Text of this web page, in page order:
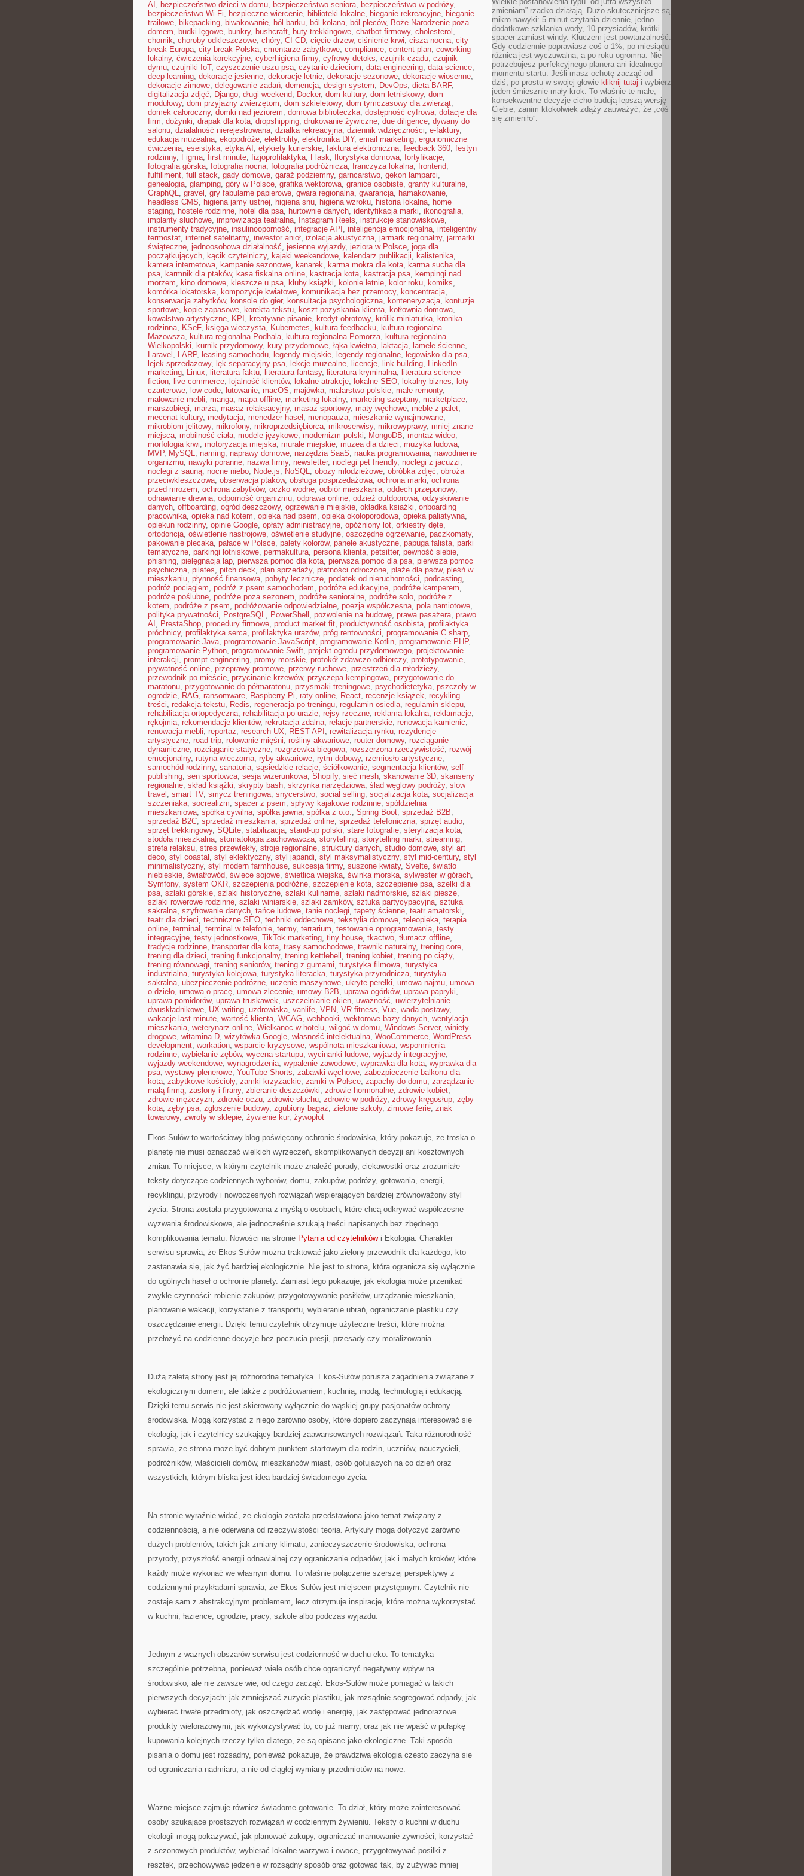
AI , bezpieczeństwo dzieci w domu, bezpieczeństwo seniora, bezpieczeństwo w podróży,
bezpieczeństwo Wi-Fi, bezpieczne wiercenie, biblioteki lokalne, bieganie rekreacyjne, bieganie
trailowe, bikepacking, biwakowanie, ból barku, ból kolana, ból pleców, Boże Narodzenie poza
domem, budki lęgowe, bunkry, bushcraft, buty trekkingowe, chatbot firmowy, cholesterol ,
chomik, choroby odkleszczowe, chóry, CI CD, cięcie drzew, ciśnienie krwi, cisza nocna, city
break Europa, city break Polska, cmentarze zabytkowe, compliance, content plan, coworking
lokalny, ćwiczenia korekcyjne, cyberhigiena firmy, cyfrowy detoks, czujnik czadu, czujnik
dymu, czujniki IoT, czyszczenie uszu psa, czytanie dzieciom, data engineering, data science,
deep learning, dekoracje jesienne, dekoracje letnie, dekoracje sezonowe, dekoracje wiosenne,
dekoracje zimowe, delegowanie zadań, demencja, design system, DevOps, dieta BARF,
digitalizacja zdjęć, Django, długi weekend, Docker, dom kultury, dom letniskowy, dom
modułowy, dom przyjazny zwierzętom, dom szkieletowy, dom tymczasowy dla zwierząt,
domek całoroczny, domki nad jeziorem, domowa biblioteczka, dostępność cyfrowa, dotacje dla
firm, dożynki, drapak dla kota, dropshipping, drukowanie żywiczne, due diligence, dywany do
salonu, działalność nierejestrowana, działka rekreacyjna, dziennik wdzięczności, e-faktury,
edukacja muzealna, ekopodróże, elektrolity, elektronika DIY, email marketing, ergonomiczne
ćwiczenia, eseistyka, etyka AI , etykiety kurierskie, faktura elektroniczna, feedback 360, festyn
rodzinny, Figma, first minute, fizjoprofilaktyka, Flask, florystyka domowa, fortyfikacje,
fotografia górska, fotografia nocna, fotografia podróżnicza, franczyza lokalna, frontend,
fulfillment, full stack, gady domowe, garaż podziemny, garncarstwo, gekon lamparci,
genealogia, glamping, góry w Polsce, grafika wektorowa, granice osobiste, granty kulturalne,
GraphQL, gravel , gry fabularne papierowe, gwara regionalna, gwarancja, hamakowanie,
headless CMS, higiena jamy ustnej, higiena snu, higiena wzroku, historia lokalna, home
staging, hostele rodzinne, hotel dla psa, hurtownie danych, identyfikacja marki, ikonografia,
implanty słuchowe, improwizacja teatralna, Instagram Reels, instrukcje stanowiskowe,
instrumenty tradycyjne, insulinooporność, integracje API , inteligencja emocjonalna, inteligentny
termostat, internet satelitarny, inwestor anioł, izolacja akustyczna, jarmark regionalny, jarmarki
świąteczne, jednoosobowa działalność, jesienne wyjazdy, jeziora w Polsce, joga dla
początkujących, kącik czytelniczy, kajaki weekendowe, kalendarz publikacji, kalistenika,
kamera internetowa, kampanie sezonowe, kanarek, karma mokra dla kota, karma sucha dla
psa, karmnik dla ptaków, kasa fiskalna online, kastracja kota, kastracja psa, kempingi nad
morzem, kino domowe, kleszcze u psa, kluby książki, kolonie letnie, kolor roku, komiks,
komórka lokatorska, kompozycje kwiatowe, komunikacja bez przemocy, koncentracja,
konserwacja zabytków, konsole do gier, konsultacja psychologiczna, konteneryzacja, kontuzje
sportowe, kopie zapasowe, korekta tekstu, koszt pozyskania klienta, kotłownia domowa,
kowalstwo artystyczne, KPI , kreatywne pisanie, kredyt obrotowy, królik miniaturka, kronika
rodzinna, KSeF, księga wieczysta, Kubernetes, kultura feedbacku, kultura regionalna
Mazowsza, kultura regionalna Podhala, kultura regionalna Pomorza, kultura regionalna
Wielkopolski, kurnik przydomowy, kury przydomowe, łąka kwietna, laktacja, lamele ścienne,
Laravel , LARP, leasing samochodu, legendy miejskie, legendy regionalne, legowisko dla psa,
lejek sprzedażowy, lęk separacyjny psa, lekcje muzealne, licencje, link building, LinkedIn
marketing, Linux, literatura faktu, literatura fantasy, literatura kryminalna, literatura science
fiction, live commerce, lojalność klientów, lokalne atrakcje, lokalne SEO, lokalny biznes, loty
czarterowe, low-code, lutowanie, macOS, majówka, malarstwo polskie, małe remonty,
malowanie mebli, manga, mapa offline, marketing lokalny, marketing szeptany, marketplace,
marszobiegi, marża, masaż relaksacyjny, masaż sportowy, maty węchowe, meble z palet,
mecenat kultury, medytacja, menedżer haseł, menopauza, mieszkanie wynajmowane,
mikrobiom jelitowy, mikrofony, mikroprzedsiębiorca, mikroserwisy, mikrowyprawy, mniej znane
miejsca, mobilność ciała, modele językowe, modernizm polski, MongoDB, montaż wideo,
morfologia krwi, motoryzacja miejska, murale miejskie, muzea dla dzieci, muzyka ludowa,
MVP, MySQL, naming, naprawy domowe, narzędzia SaaS, nauka programowania, nawodnienie
organizmu, nawyki poranne, nazwa firmy, newsletter, noclegi pet friendly, noclegi z jacuzzi,
noclegi z sauną, nocne niebo, Node.js, NoSQL, obozy młodzieżowe, obróbka zdjęć, obroża
przeciwkleszczowa, obserwacja ptaków, obsługa posprzedażowa, ochrona marki, ochrona
przed mrozem, ochrona zabytków, oczko wodne, odbiór mieszkania, oddech przeponowy,
odnawianie drewna, odporność organizmu, odprawa online, odzież outdoorowa, odzyskiwanie
danych, offboarding, ogród deszczowy, ogrzewanie miejskie, okładka książki, onboarding
pracownika, opieka nad kotem, opieka nad psem, opieka okołoporodowa, opieka paliatywna,
opiekun rodzinny, opinie Google, opłaty administracyjne, opóźniony lot, orkiestry dęte,
ortodoncja, oświetlenie nastrojowe, oświetlenie studyjne, oszczędne ogrzewanie, paczkomaty,
pakowanie plecaka, pałace w Polsce, palety kolorów, panele akustyczne, papuga falista, parki
tematyczne, parkingi lotniskowe, permakultura, persona klienta, petsitter, pewność siebie,
phishing, pielęgnacja łap, pierwsza pomoc dla kota, pierwsza pomoc dla psa, pierwsza pomoc
psychiczna, pilates, pitch deck, plan sprzedaży, płatności odroczone, plaże dla psów, pleśń w
mieszkaniu, płynność finansowa, pobyty lecznicze, podatek od nieruchomości, podcasting,
podróż pociągiem, podróż z psem samochodem, podróże edukacyjne, podróże kamperem,
podróże poślubne, podróże poza sezonem, podróże senioralne, podróże solo, podróże z
kotem, podróże z psem, podróżowanie odpowiedzialne, poezja współczesna, pola namiotowe,
polityka prywatności, PostgreSQL, PowerShell , pozwolenie na budowę, prawa pasażera, prawo
AI , PrestaShop, procedury firmowe, product market fit, produktywność osobista, profilaktyka
próchnicy, profilaktyka serca, profilaktyka urazów, próg rentowności, programowanie C sharp,
programowanie Java, programowanie JavaScript, programowanie Kotlin, programowanie PHP,
programowanie Python, programowanie Swift, projekt ogrodu przydomowego, projektowanie
interakcji, prompt engineering, promy morskie, protokół zdawczo-odbiorczy, prototypowanie,
prywatność online, przeprawy promowe, przerwy ruchowe, przestrzeń dla młodzieży,
przewodnik po mieście, przycinanie krzewów, przyczepa kempingowa, przygotowanie do
maratonu, przygotowanie do półmaratonu, przysmaki treningowe, psychodietetyka, pszczoły w
ogrodzie, RAG, ransomware, Raspberry Pi, raty online, React, recenzje książek, recykling
treści, redakcja tekstu, Redis, regeneracja po treningu, regulamin osiedla, regulamin sklepu,
rehabilitacja ortopedyczna, rehabilitacja po urazie, rejsy rzeczne, reklama lokalna, reklamacje,
rękojmia, rekomendacje klientów, rekrutacja zdalna, relacje partnerskie, renowacja kamienic,
renowacja mebli, reportaż, research UX, REST API , rewitalizacja rynku, rezydencje
artystyczne, road trip, rolowanie mięśni, rośliny akwariowe, router domowy, rozciąganie
dynamiczne, rozciąganie statyczne, rozgrzewka biegowa, rozszerzona rzeczywistość, rozwój
emocjonalny, rutyna wieczorna, ryby akwariowe, rytm dobowy, rzemiosło artystyczne,
samochód rodzinny, sanatoria, sąsiedzkie relacje, ściółkowanie, segmentacja klientów, self-
publishing, sen sportowca, sesja wizerunkowa, Shopify, sieć mesh, skanowanie 3D, skanseny
regionalne, skład książki, skrypty bash, skrzynka narzędziowa, ślad węglowy podróży, slow
travel , smart TV, smycz treningowa, snycerstwo, social selling, socjalizacja kota, socjalizacja
szczeniaka, socrealizm, spacer z psem, spływy kajakowe rodzinne, spółdzielnia
mieszkaniowa, spółka cywilna, spółka jawna, spółka z o.o., Spring Boot, sprzedaż B2B,
sprzedaż B2C, sprzedaż mieszkania, sprzedaż online, sprzedaż telefoniczna, sprzęt audio,
sprzęt trekkingowy, SQLite, stabilizacja, stand-up polski, stare fotografie, sterylizacja kota,
stodoła mieszkalna, stomatologia zachowawcza, storytelling, storytelling marki, streaming,
strefa relaksu, stres przewlekły, stroje regionalne, struktury danych, studio domowe, styl art
deco, styl coastal , styl eklektyczny, styl japandi, styl maksymalistyczny, styl mid-century, styl
minimalistyczny, styl modern farmhouse, sukcesja firmy, suszone kwiaty, Svelte, światło
niebieskie, światłowód, świece sojowe, świetlica wiejska, świnka morska, sylwester w górach,
Symfony, system OKR, szczepienia podróżne, szczepienie kota, szczepienie psa, szelki dla
psa, szlaki górskie, szlaki historyczne, szlaki kulinarne, szlaki nadmorskie, szlaki piesze,
szlaki rowerowe rodzinne, szlaki winiarskie, szlaki zamków, sztuka partycypacyjna, sztuka
sakralna, szyfrowanie danych, tańce ludowe, tanie noclegi, tapety ścienne, teatr amatorski,
teatr dla dzieci, techniczne SEO, techniki oddechowe, tekstylia domowe, teleopieka, terapia
online, terminal , terminal w telefonie, termy, terrarium, testowanie oprogramowania, testy
integracyjne, testy jednostkowe, TikTok marketing, tiny house, tkactwo, tłumacz offline,
tradycje rodzinne, transporter dla kota, trasy samochodowe, trawnik naturalny, trening core,
trening dla dzieci, trening funkcjonalny, trening kettlebell , trening kobiet, trening po ciąży,
trening równowagi, trening seniorów, trening z gumami, turystyka filmowa, turystyka
industrialna, turystyka kolejowa, turystyka literacka, turystyka przyrodnicza, turystyka
sakralna, ubezpieczenie podróżne, uczenie maszynowe, ukryte perełki, umowa najmu, umowa
o dzieło, umowa o pracę, umowa zlecenie, umowy B2B, uprawa ogórków, uprawa papryki,
uprawa pomidorów, uprawa truskawek, uszczelnianie okien, uważność, uwierzytelnianie
dwuskładnikowe, UX writing, uzdrowiska, vanlife, VPN, VR fitness, Vue, wada postawy,
wakacje last minute, wartość klienta, WCAG, webhooki, wektorowe bazy danych, wentylacja
mieszkania, weterynarz online, Wielkanoc w hotelu, wilgoć w domu, Windows Server, winiety
drogowe, witamina D, wizytówka Google, własność intelektualna, WooCommerce, WordPress
development, workation, wsparcie kryzysowe, wspólnota mieszkaniowa, wspomnienia
rodzinne, wybielanie zębów, wycena startupu, wycinanki ludowe, wyjazdy integracyjne,
wyjazdy weekendowe, wynagrodzenia, wypalenie zawodowe, wyprawka dla kota, wyprawka dla
psa, wystawy plenerowe, YouTube Shorts, zabawki węchowe, zabezpieczenie balkonu dla
kota, zabytkowe kościoły, zamki krzyżackie, zamki w Polsce, zapachy do domu, zarządzanie
małą firmą, zasłony i firany, zbieranie deszczówki, zdrowie hormonalne, zdrowie kobiet,
zdrowie mężczyzn, zdrowie oczu, zdrowie słuchu, zdrowie w podróży, zdrowy kręgosłup, zęby
kota, zęby psa, zgłoszenie budowy, zgubiony bagaż, zielone szkoły, zimowe ferie, znak
towarowy, zwroty w sklepie, żywienie kur, żywopłot
Ekos-Sułów to wartościowy blog poświęcony ochronie środowiska, który pokazuje, że troska o
planetę nie musi oznaczać wielkich wyrzeczeń, skomplikowanych decyzji ani kosztownych
zmian. To miejsce, w którym czytelnik może znaleźć porady, ciekawostki oraz zrozumiałe
teksty dotyczące codziennych wyborów, domu, zakupów, podróży, gotowania, energii,
recyklingu, przyrody i nowoczesnych rozwiązań wspierających bardziej zrównoważony styl
życia. Strona została przygotowana z myślą o osobach, które chcą odkrywać współczesne
wyzwania środowiskowe, ale jednocześnie szukają treści napisanych bez zbędnego
komplikowania tematu. Nowości na stronie Pytania od czytelnikówi Ekologia. Charakter
serwisu sprawia, że Ekos-Sułów można traktować jako zielony przewodnik dla każdego, kto
zastanawia się, jak żyć bardziej ekologicznie. Nie jest to strona, która ogranicza się wyłącznie
do ogólnych haseł o ochronie planety. Zamiast tego pokazuje, jak ekologia może przenikać
zwykłe czynności: robienie zakupów, przygotowywanie posiłków, urządzanie mieszkania,
planowanie wakacji, korzystanie z transportu, wybieranie ubrań, ograniczanie plastiku czy
oszczędzanie energii. Dzięki temu czytelnik otrzymuje użyteczne treści, które można
przełożyć na codzienne decyzje bez poczucia presji, przesady czy moralizowania.
Dużą zaletą strony jest jej różnorodna tematyka. Ekos-Sułów porusza zagadnienia związane z
ekologicznym domem, ale także z podróżowaniem, kuchnią, modą, technologią i edukacją.
Dzięki temu serwis nie jest skierowany wyłącznie do wąskiej grupy pasjonatów ochrony
środowiska. Mogą korzystać z niego zarówno osoby, które dopiero zaczynają interesować się
ekologią, jak i czytelnicy szukający bardziej zaawansowanych rozwiązań. Taka różnorodność
sprawia, że strona może być dobrym punktem startowym dla rodzin, uczniów, nauczycieli,
podróżników, właścicieli domów, mieszkańców miast, osób gotujących na co dzień oraz
wszystkich, którym bliska jest idea bardziej świadomego życia.
Na stronie wyraźnie widać, że ekologia została przedstawiona jako temat związany z
codziennością, a nie oderwana od rzeczywistości teoria. Artykuły mogą dotyczyć zarówno
dużych problemów, takich jak zmiany klimatu, zanieczyszczenie środowiska, ochrona
przyrody, przyszłość energii odnawialnej czy ograniczanie odpadów, jak i małych kroków, które
każdy może wykonać we własnym domu. To właśnie połączenie szerszej perspektywy z
codziennymi przykładami sprawia, że Ekos-Sułów jest miejscem przystępnym. Czytelnik nie
zostaje sam z abstrakcyjnym problemem, lecz otrzymuje inspiracje, które można wykorzystać
w kuchni, łazience, ogrodzie, pracy, szkole albo podczas wyjazdu.
Jednym z ważnych obszarów serwisu jest codzienność w duchu eko. To tematyka
szczególnie potrzebna, ponieważ wiele osób chce ograniczyć negatywny wpływ na
środowisko, ale nie zawsze wie, od czego zacząć. Ekos-Sułów może pomagać w takich
pierwszych decyzjach: jak zmniejszać zużycie plastiku, jak rozsądnie segregować odpady, jak
wybierać trwałe przedmioty, jak oszczędzać wodę i energię, jak zastępować jednorazowe
produkty wielorazowymi, jak wykorzystywać to, co już mamy, oraz jak nie wpaść w pułapkę
kupowania kolejnych rzeczy tylko dlatego, że są opisane jako ekologiczne. Taki sposób
pisania o domu jest rozsądny, ponieważ pokazuje, że prawdziwa ekologia często zaczyna się
od ograniczania nadmiaru, a nie od ciągłej wymiany przedmiotów na nowe.
Ważne miejsce zajmuje również świadome gotowanie. To dział, który może zainteresować
osoby szukające prostszych rozwiązań w codziennym żywieniu. Teksty o kuchni w duchu
ekologii mogą pokazywać, jak planować zakupy, ograniczać marnowanie żywności, korzystać
z sezonowych produktów, wybierać lokalne warzywa i owoce, przygotowywać posiłki z
resztek, przechowywać jedzenie w rozsądny sposób oraz gotować tak, by zużywać mniej
zmieniam” rzadko działają. Dużo skuteczniejsze są
mikro-nawyki: 5 minut czytania dziennie, jedno
dodatkowe szklanka wody, 10 przysiadów, krótki
spacer zamiast windy. Kluczem jest powtarzalność.
Gdy codziennie poprawiasz coś o 1%, po miesiącu
różnica jest wyczuwalna, a po roku ogromna. Nie
potrzebujesz perfekcyjnego planera ani idealnego
momentu startu. Jeśli masz ochotę zacząć od
dziś, po prostu w swojej głowie kliknij tutaj i wybierz
jeden śmiesznie mały krok. To właśnie te małe,
konsekwentne decyzje cicho budują lepszą wersję
Ciebie, zanim ktokolwiek zdąży zauważyć, że „coś
się zmieniło”.